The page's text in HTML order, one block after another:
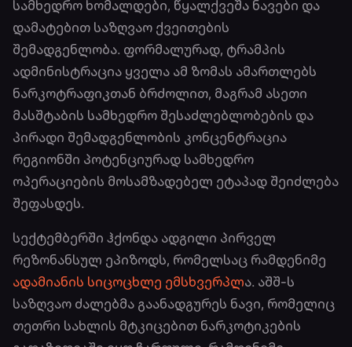
სამხედრო ხომალდები, წყალქვეშა ნავები და
დამატებით საზღვაო ქვეითების
შემადგენლობა. ფორმალურად, ტრამპის
ადმინისტრაცია ყველა ამ ზომას ამართლებს
ნარკოტრაფიკთან ბრძოლით, მაგრამ ასეთი
მასშტაბის სამხედრო შესაძლებლობების და
პირადი შემადგენლობის კონცენტრაცია
რეგიონში პოტენციურად სამხედრო
ოპერაციების მოსამზადებელ ეტაპად შეიძლება
შეფასდეს.
სექტემბერში ჰქონდა ადგილი პირველ
რეზონანსულ ეპიზოდს, რომელსაც რამდენიმე
ადამიანის სიცოცხლე ემსხვერპლა. აშშ-ს
საზღვაო ძალებმა გაანადგურეს ნავი, რომელიც
თეთრი სახლის მტკიცებით ნარკოტიკების